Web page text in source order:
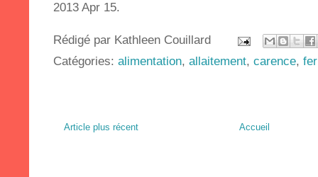
2013 Apr 15.
Rédigé par Kathleen Couillard
Catégories: alimentation, allaitement, carence, fer
Article plus récent Accueil